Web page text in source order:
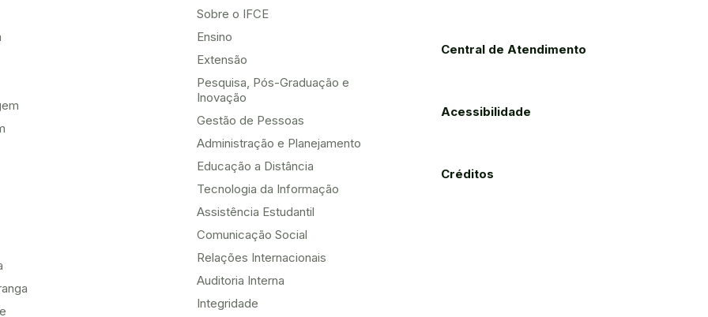
Sobre o IFCE
Ensino
Extensão
Pesquisa, Pós-Graduação e
Inovação
Gestão de Pessoas
Administração e Planejamento
Educação a Distância
Tecnologia da Informação
Assistência Estudantil
Comunicação Social
Relações Internacionais
Auditoria Interna
Integridade
Central de Atendimento
Acessibilidade
Créditos